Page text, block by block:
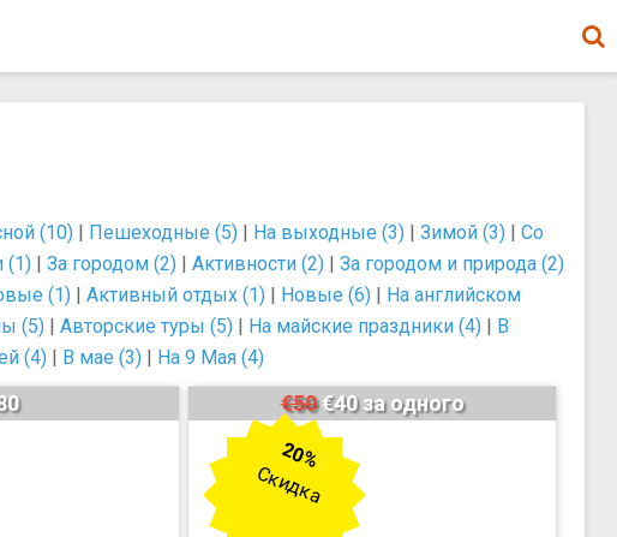
(10) | Пешеходные (5) | На выходные (3) | Зимой (3) | Со
(1) | За городом (2) | Активности (2) | За городом и природа (2)
(1) | Активный отдых (1) | Новые (6) | На английском
(5) | Авторские туры (5) | На майские праздники (4) | В
(4) | В мае (3) | На 9 Мая (4)
€50€40 за одного
20%
Скидка